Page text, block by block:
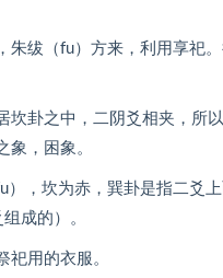
朱绂（fu）方来，利用享祀
坎卦之中，二阴爻相夹，所
象，困象。
），坎为赤，巽卦是指二爻
成的）。
祀用的衣服。